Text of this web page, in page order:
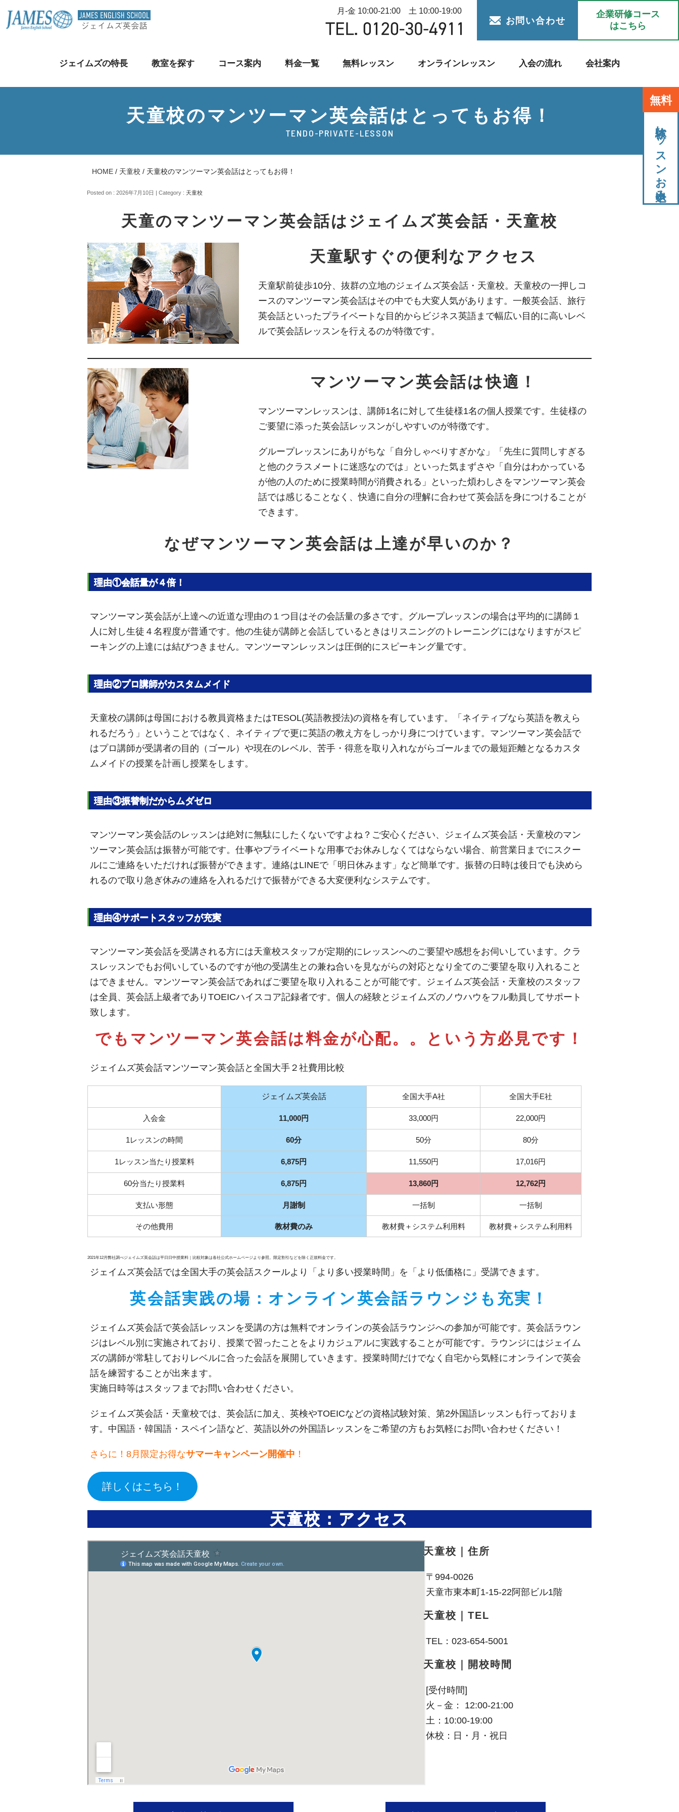
月-金 10:00-21:00 土 10:00-19:00
お問い合わせ
企業研修コース
はこちら
ジェイムズの特長 教室を探す コース案内 料金一覧 無料レッスン オンラインレッスン 入会の流れ 会社案内
無料
体験レッスンお申込み
天童校のマンツーマン英会話はとってもお得！
TENDO-PRIVATE-LESSON
HOME / 天童校 / 天童校のマンツーマン英会話はとってもお得！
Posted on : 2026年7月10日 | Category : 天童校
天童のマンツーマン英会話はジェイムズ英会話・天童校
天童駅すぐの便利なアクセス
天童駅前徒歩10分、抜群の立地のジェイムズ英会話・天童校。天童校の一押しコ
ースのマンツーマン英会話はその中でも大変人気があります。一般英会話、旅行
英会話といったプライベートな目的からビジネス英語まで幅広い目的に高いレベ
ルで英会話レッスンを行えるのが特徴です。
マンツーマン英会話は快適！
マンツーマンレッスンは、講師1名に対して生徒様1名の個人授業です。生徒様の
ご要望に添った英会話レッスンがしやすいのが特徴です。
グループレッスンにありがちな「自分しゃべりすぎかな」「先生に質問しすぎる
と他のクラスメートに迷惑なのでは」といった気まずさや「自分はわかっている
が他の人のために授業時間が消費される」といった煩わしさをマンツーマン英会
話では感じることなく、快適に自分の理解に合わせて英会話を身につけることが
できます。
なぜマンツーマン英会話は上達が早いのか？
理由①会話量が４倍！
マンツーマン英会話が上達への近道な理由の１つ目はその会話量の多さです。グループレッスンの場合は平均的に講師１
人に対し生徒４名程度が普通です。他の生徒が講師と会話しているときはリスニングのトレーニングにはなりますがスピ
ーキングの上達には結びつきません。マンツーマンレッスンは圧倒的にスピーキング量です。
理由②プロ講師がカスタムメイド
天童校の講師は母国における教員資格またはTESOL(英語教授法)の資格を有しています。「ネイティブなら英語を教えら
れるだろう」ということではなく、ネイティブで更に英語の教え方をしっかり身につけています。マンツーマン英会話で
はプロ講師が受講者の目的（ゴール）や現在のレベル、苦手・得意を取り入れながらゴールまでの最短距離となるカスタ
ムメイドの授業を計画し授業をします。
理由③振替制だからムダゼロ
マンツーマン英会話のレッスンは絶対に無駄にしたくないですよね？ご安心ください、ジェイムズ英会話・天童校のマン
ツーマン英会話は振替が可能です。仕事やプライベートな用事でお休みしなくてはならない場合、前営業日までにスクー
ルにご連絡をいただければ振替ができます。連絡はLINEで「明日休みます」など簡単です。振替の日時は後日でも決めら
れるので取り急ぎ休みの連絡を入れるだけで振替ができる大変便利なシステムです。
理由④サポートスタッフが充実
マンツーマン英会話を受講される方には天童校スタッフが定期的にレッスンへのご要望や感想をお伺いしています。クラ
スレッスンでもお伺いしているのですが他の受講生との兼ね合いを見ながらの対応となり全てのご要望を取り入れること
はできません。マンツーマン英会話であればご要望を取り入れることが可能です。ジェイムズ英会話・天童校のスタッフ
は全員、英会話上級者でありTOEICハイスコア記録者です。個人の経験とジェイムズのノウハウをフル動員してサポート
致します。
でもマンツーマン英会話は料金が心配。。 という方必見です！
ジェイムズ英会話マンツーマン英会話と全国大手２社費用比較
ジェイムズ英会話 全国大手A社 全国大手E社
入会金 11,000円 33,000円 22,000円
1レッスンの時間 60分 50分 80分
1レッスン当たり授業料 6,875円 11,550円 17,016円
60分当たり授業料 6,875円 13,860円 12,762円
支払い形態 月謝制 一括制 一括制
その他費用 教材費のみ 教材費＋システム利用料 教材費＋システム利用料
2021年12月弊社調べジェイムズ英会話は平日日中授業料｜比較対象は各社公式ホームページより参照。限定割引などを除く正規料金です。
ジェイムズ英会話では全国大手の英会話スクールより「より多い授業時間」を「より低価格に」受講できます。
英会話実践の場：オンライン英会話ラウンジも充実！
ジェイムズ英会話で英会話レッスンを受講の方は無料でオンラインの英会話ラウンジへの参加が可能です。英会話ラウン
ジはレベル別に実施されており、授業で習ったことをよりカジュアルに実践することが可能です。ラウンジにはジェイム
ズの講師が常駐しておりレベルに合った会話を展開していきます。授業時間だけでなく自宅から気軽にオンラインで英会
話を練習することが出来ます。
実施日時等はスタッフまでお問い合わせください。
ジェイムズ英会話・天童校では、英会話に加え、英検やTOEICなどの資格試験対策、第2外国語レッスンも行っておりま
す。中国語・韓国語・スペイン語など、英語以外の外国語レッスンをご希望の方もお気軽にお問い合わせください！
さらに！8月限定お得なサマーキャンペーン開催中 ！
詳しくはこちら！
天童校：アクセス
天童校｜住所
〒994-0026
天童市東本町1-15-22阿部ビル1階
天童校｜TEL
TEL：023-654-5001
天童校｜開校時間
[受付時間]
火－金： 12:00-21:00
土：10:00-19:00
休校：日・月・祝日